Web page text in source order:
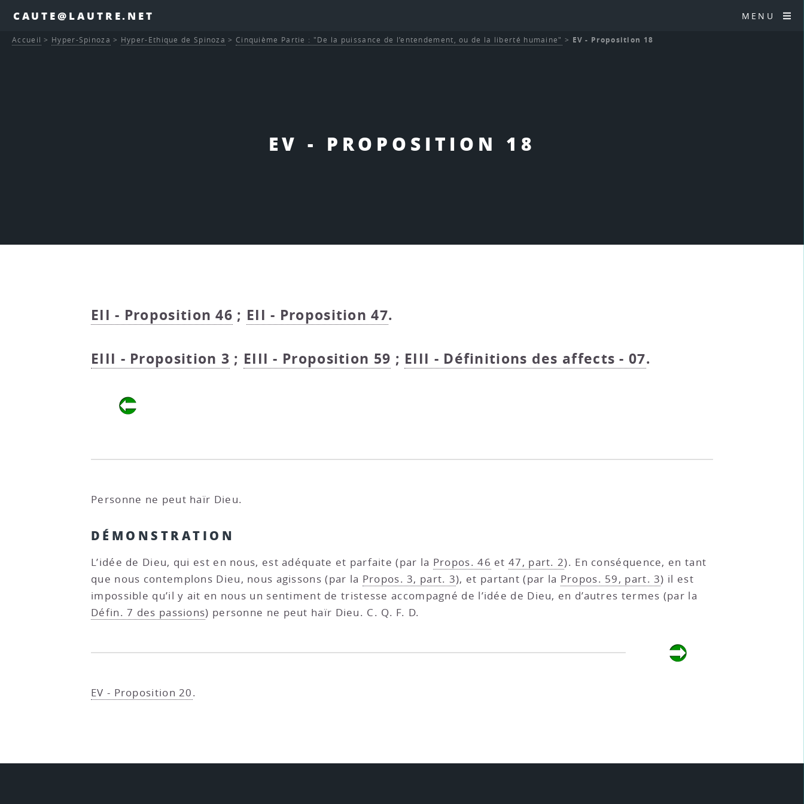
CAUTE@LAUTRE.NET MENU
EV - PROPOSITION 18
Accueil > Hyper-Spinoza > Hyper-Ethique de Spinoza > Cinquième Partie : "De la puissance de l’entendement, ou de la liberté humaine" > EV - Proposition 18
EII - Proposition 46 ; EII - Proposition 47.
EIII - Proposition 3 ; EIII - Proposition 59 ; EIII - Définitions des affects - 07.
Personne ne peut haïr Dieu.
DÉMONSTRATION
L’idée de Dieu, qui est en nous, est adéquate et parfaite (par la Propos. 46 et47, part. 2). En conséquence, en tant
que nous contemplons Dieu, nous agissons (par la Propos. 3, part. 3), et partant (par la Propos. 59, part. 3) il est
impossible qu’il y ait en nous un sentiment de tristesse accompagné de l’idée de Dieu, en d’autres termes (par la
Défin. 7 des passions) personne ne peut haïr Dieu. C. Q. F. D.
EV - Proposition 20.